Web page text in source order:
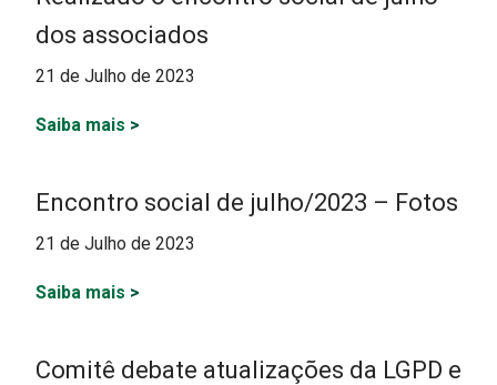
dos associados
21 de Julho de 2023
Saiba mais >
Encontro social de julho/2023 – Fotos
21 de Julho de 2023
Saiba mais >
Comitê debate atualizações da LGPD e